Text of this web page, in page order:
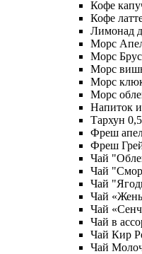
Кофе
Кофе
Лимонад
Морс
Морс
Морс
Морс
Морс
Напиток
Тархун
Фреш
Фреш
Чай
Чай
Чай
Чай
Чай
Чай в
Чай Кир
Чай